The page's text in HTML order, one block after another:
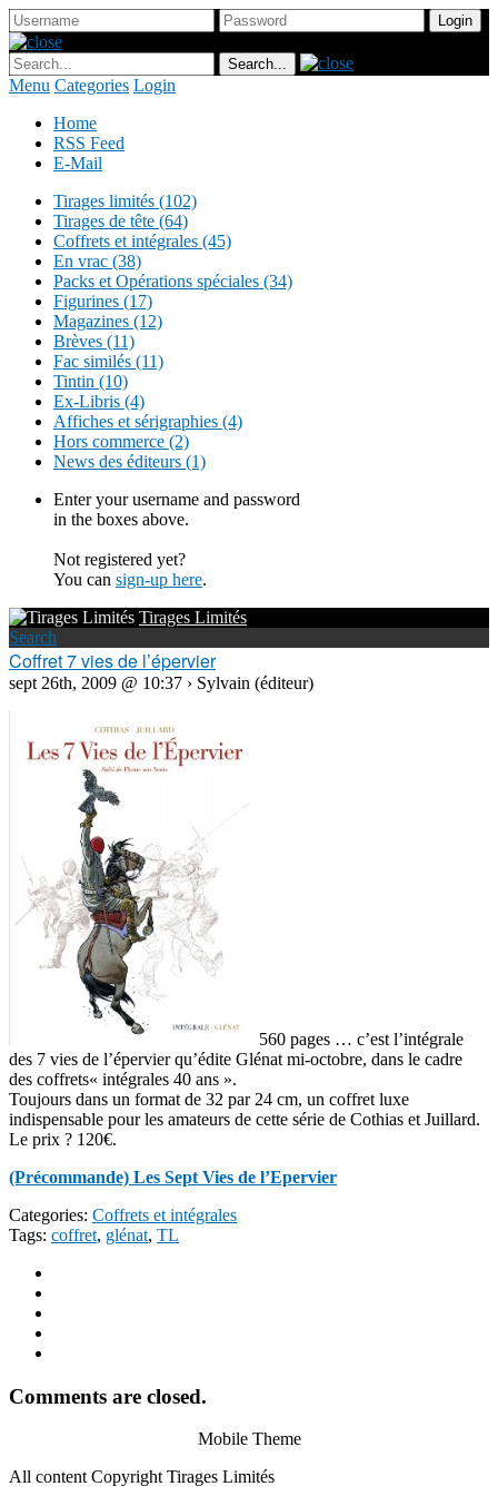
Menu Categories Login
Home
RSS Feed
E-Mail
Tirages limités (102)
Tirages de tête (64)
Coffrets et intégrales (45)
En vrac (38)
Packs et Opérations spéciales (34)
Figurines (17)
Magazines (12)
Brèves (11)
Fac similés (11)
Tintin (10)
Ex-Libris (4)
Affiches et sérigraphies (4)
Hors commerce (2)
News des éditeurs (1)
Enter your username and password
in the boxes above.
Not registered yet?
You can sign-up here.
Tirages Limités
Search
Coffret 7 vies de l’épervier
sept 26th, 2009 @ 10:37 › Sylvain (éditeur)
560 pages … c’est l’intégrale
des 7 vies de l’épervier qu’édite Glénat mi-octobre, dans le cadre
des coffrets« intégrales 40 ans ».
Toujours dans un format de 32 par 24 cm, un coffret luxe
indispensable pour les amateurs de cette série de Cothias et Juillard.
Le prix ? 120€.
(Précommande) Les Sept Vies de l’Epervier
Categories: Coffrets et intégrales
Tags: coffret, glénat, TL
Comments are closed.
Mobile Theme
All content Copyright Tirages Limités